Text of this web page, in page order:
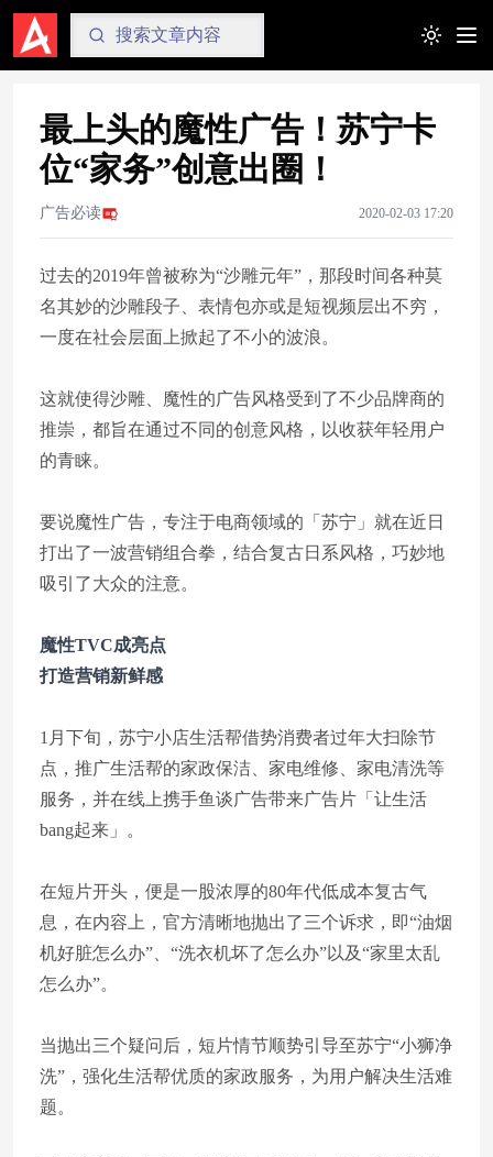
Toggle
最上头的魔性广告！苏宁卡
位“家务”创意出圈！
广告必读 2020-02-03 17:20
过去的2019年曾被称为“沙雕元年”，那段时间各种莫
名其妙的沙雕段子、表情包亦或是短视频层出不穷，
一度在社会层面上掀起了不小的波浪。
这就使得沙雕、魔性的广告风格受到了不少品牌商的
推崇，都旨在通过不同的创意风格，以收获年轻用户
的青睐。
要说魔性广告，专注于电商领域的「苏宁」就在近日
打出了一波营销组合拳，结合复古日系风格，巧妙地
吸引了大众的注意。
魔性TVC成亮点
打造营销新鲜感
1月下旬，苏宁小店生活帮借势消费者过年大扫除节
点，推广生活帮的家政保洁、家电维修、家电清洗等
服务，并在线上携手鱼谈广告带来广告片「让生活
bang起来」。
在短片开头，便是一股浓厚的80年代低成本复古气
息，在内容上，官方清晰地抛出了三个诉求，即“油烟
机好脏怎么办”、“洗衣机坏了怎么办”以及“家里太乱
怎么办”。
当抛出三个疑问后，短片情节顺势引导至苏宁“小狮净
洗”，强化生活帮优质的家政服务，为用户解决生活难
题。